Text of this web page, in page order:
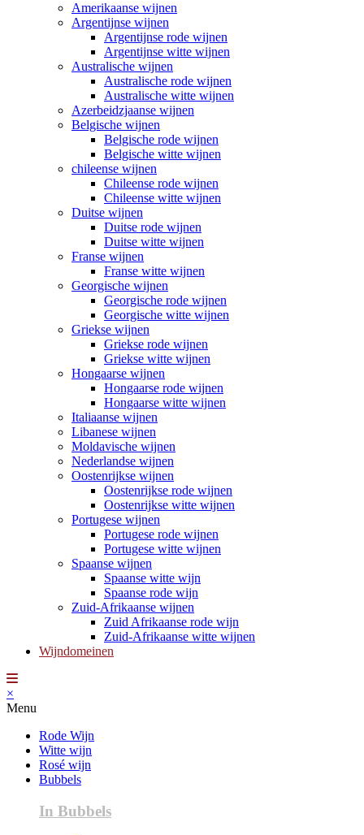
Amerikaanse wijnen
Argentijnse wijnen
Argentijnse rode wijnen
Argentijnse witte wijnen
Australische wijnen
Australische rode wijnen
Australische witte wijnen
Azerbeidzjaanse wijnen
Belgische wijnen
Belgische rode wijnen
Belgische witte wijnen
chileense wijnen
Chileense rode wijnen
Chileense witte wijnen
Duitse wijnen
Duitse rode wijnen
Duitse witte wijnen
Franse wijnen
Franse witte wijnen
Georgische wijnen
Georgische rode wijnen
Georgische witte wijnen
Griekse wijnen
Griekse rode wijnen
Griekse witte wijnen
Hongaarse wijnen
Hongaarse rode wijnen
Hongaarse witte wijnen
Italiaanse wijnen
Libanese wijnen
Moldavische wijnen
Nederlandse wijnen
Oostenrijkse wijnen
Oostenrijkse rode wijnen
Oostenrijkse witte wijnen
Portugese wijnen
Portugese rode wijnen
Portugese witte wijnen
Spaanse wijnen
Spaanse witte wijn
Spaanse rode wijn
Zuid-Afrikaanse wijnen
Zuid Afrikaanse rode wijn
Zuid-Afrikaanse witte wijnen
Wijndomeinen
×
Menu
Rode Wijn
Witte wijn
Rosé wijn
Bubbels
In Bubbels